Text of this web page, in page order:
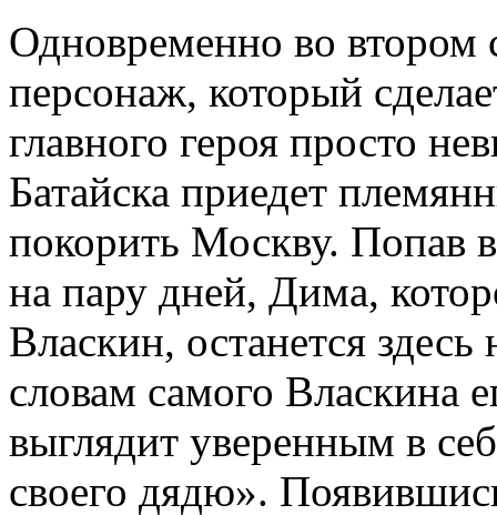
Одновременно во втором
персонаж, который
главного героя просто
Батайска приедет
покорить Москву. Попав
на пару дней, Дима,
Власкин, останется
словам самого Власкина
выглядит уверенным в
своего дядю».